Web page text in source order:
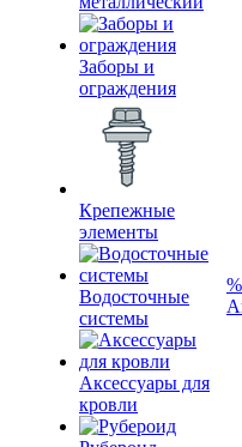
Заборы и
ограждения
Крепежные
элементы
Водосточные
системы
Аксессуары для
кровли
%